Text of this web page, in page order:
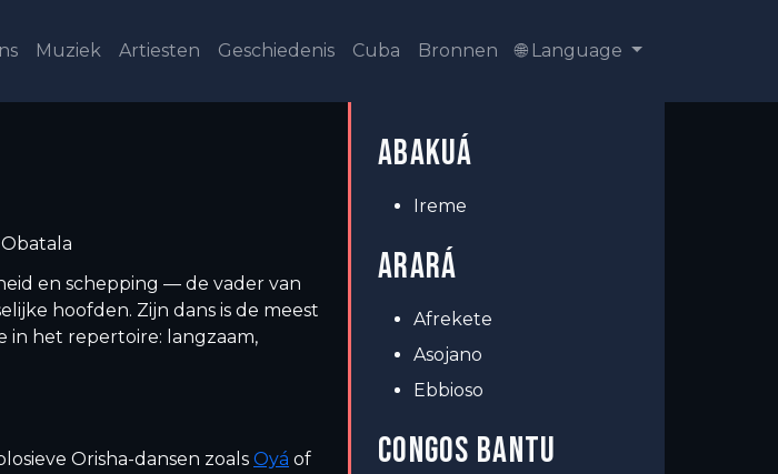
Muziek Artiesten Geschiedenis Cuba Bronnen 🌐 Language
Obatala
en schepping — de vader van
hoofden. Zijn dans is de meest
in het repertoire: langzaam,
Orisha-dansen zoals Oyá of
ABAKUÁ
Ireme
ARARÁ
Afrekete
Asojano
Ebbioso
CONGOS BANTU